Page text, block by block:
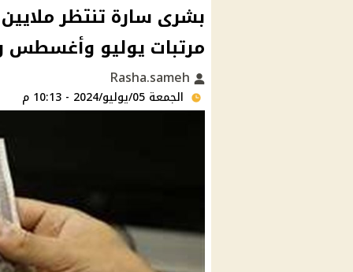
بشرى سارة تنتظر
مرتبات يوليو وأغسطس
الجمعة 05/يوليو/2024 - 10:13 م